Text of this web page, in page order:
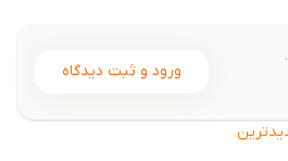
ورود و ثبت دیدگاه